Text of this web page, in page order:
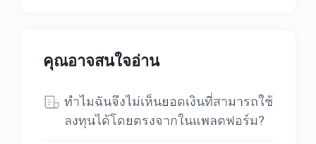
คุณอาจสนใจอ่าน
ทำไมฉันจึงไม่เห็นยอดเงินที่สามารถใช้
ลงทุนได้โดยตรงจากในแพลตฟอร์ม?